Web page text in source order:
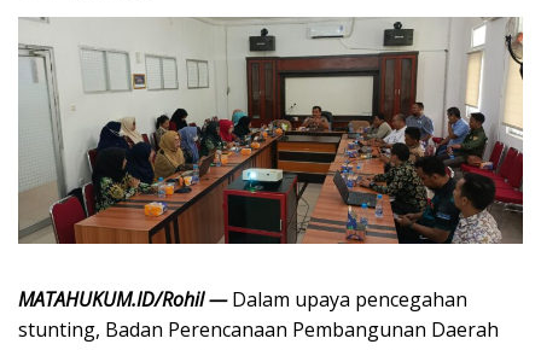
MATAHUKUM.ID/Rohil — Dalam upaya pencegahan
stunting, Badan Perencanaan Pembangunan Daerah